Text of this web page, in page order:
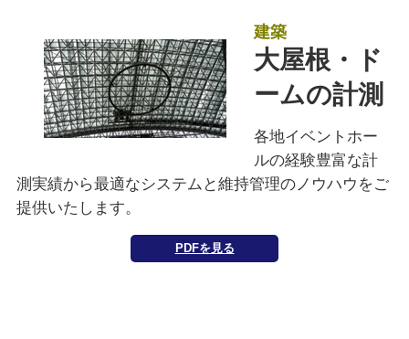
建築
大屋根・ド
ームの計測
各地イベントホー
ルの経験豊富な計
測実績から最適なシステムと維持管理のノウハウをご
提供いたします。
PDFを見る